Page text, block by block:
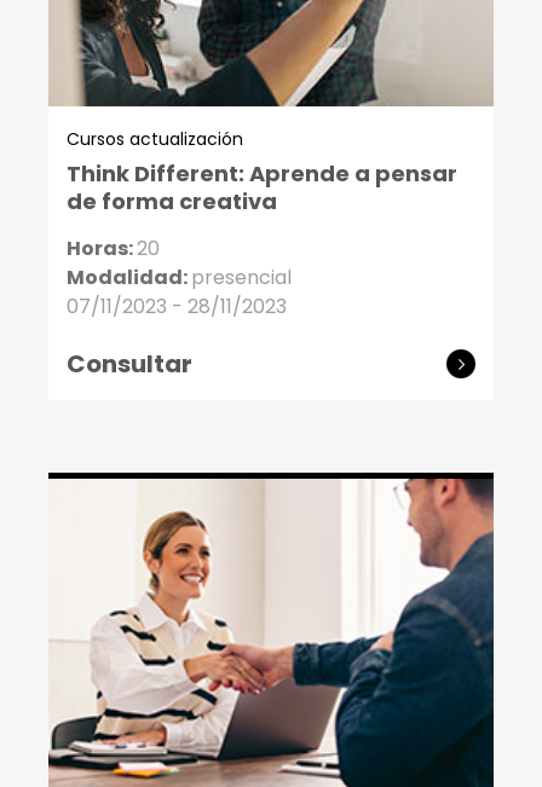
Cursos actualización
Think Different: Aprende a pensar
de forma creativa
Horas:20
Modalidad:presencial
07/11/2023 - 28/11/2023
Consultar